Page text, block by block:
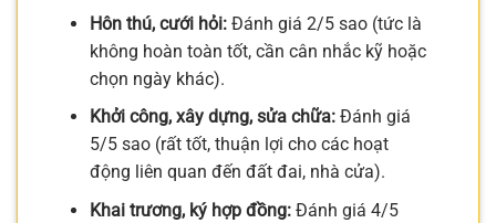
Hôn thú, cưới hỏi:Đánh giá 2/5 sao (tức là
không hoàn toàn tốt, cần cân nhắc kỹ hoặc
chọn ngày khác).
Khởi công, xây dựng, sửa chữa:Đánh giá
5/5 sao (rất tốt, thuận lợi cho các hoạt
động liên quan đến đất đai, nhà cửa).
Khai trương, ký hợp đồng:Đánh giá 4/5